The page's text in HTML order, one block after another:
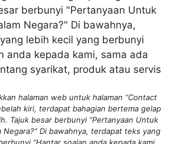
halaman web untuk halaman “Contact
kiri, terdapat bahagian bertema gelap
Tajuk besar berbunyi “Pertanyaan Untuk
Negara?” Di bawahnya, terdapat teks yang